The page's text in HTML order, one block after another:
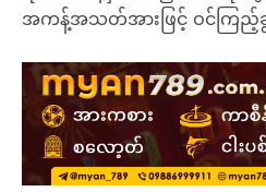
အကန့်အသတ်အားဖြင့် ဝင်ကြည့်